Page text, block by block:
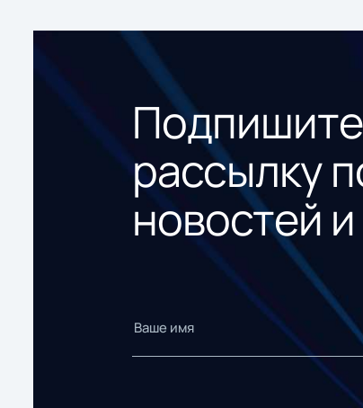
рассылку
новостей